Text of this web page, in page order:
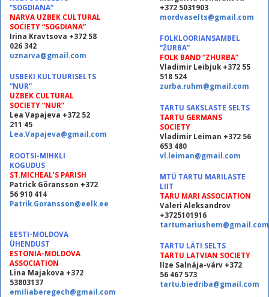
“SOGDIANA”
NARVA UZBEK CULTURAL
SOCIETY “SOGDIANA”
Irina Kravtsova +372 58
026 342
uznarva@gmail.com
USBEKI KULTUURISELTS
“NUR”
UZBEK CULTURAL
SOCIETY “NUR”
Lea Vapajeva +372 52
211 45
Lea.Vapajeva@gmail.com
ROOTSI-MIHKLI
KOGUDUS
ST.MICHEAL’S PARISH
Patrick Göransson +372
56 910 414
Patrik.Goransson@eelk.ee
EESTI-MOLDOVA
ÜHENDUST
ESTONIA-MOLDOVA
ASSOCIATION
Lina Majakova +372
53803137
emiliaberegech@gmail.com
+372 5031903
mordvaselts@gmail.com
FOLKLOORIANSAMBEL
“ŽURBA”
FOLK BAND “ZHURBA”
Vladimir Leibjuk +372 55
518 524
zurba.ruhm@gmail.com
TARTU SAKSLASTE SELTS
TARTU GERMANS
SOCIETY
Vladimir Leiman +372 56
653 480
vl.leiman@gmail.com
MTÜ TARTU MARILASTE
LIIT
TARU MARI ASSOCIATION
Valeri Aleksandrov
+3725101916
tartumariushem@gmail.com
TARTU LÄTI SELTS
TARTU LATVIAN SOCIETY
Ilze Salnája-várv +372
56 467 573
tartu.biedriba@gmail.com